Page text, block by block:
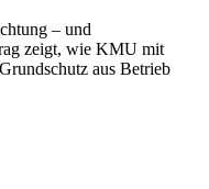
– und
zeigt, wie KMU mit
aus Betrieb